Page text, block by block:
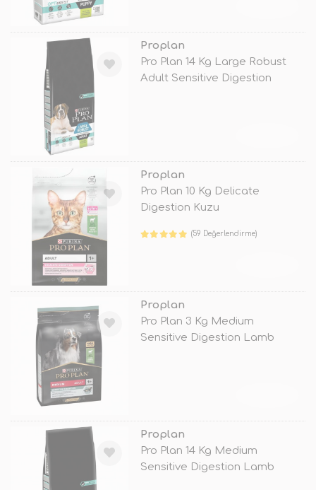
Proplan
Pro Plan 14 Kg Large Robust
Adult Sensitive Digestion
Proplan
Pro Plan 10 Kg Delicate
Digestion Kuzu
(59 Değerlendirme)
Proplan
Pro Plan 3 Kg Medium
Sensitive Digestion Lamb
Proplan
Pro Plan 14 Kg Medium
Sensitive Digestion Lamb